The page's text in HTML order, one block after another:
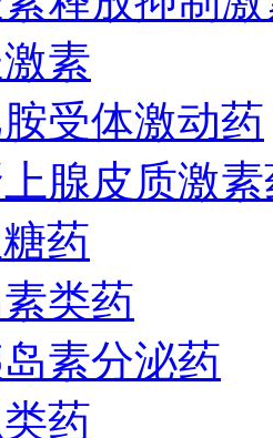
素
受体激动药
腺皮质激
药
类药
素分泌药
药